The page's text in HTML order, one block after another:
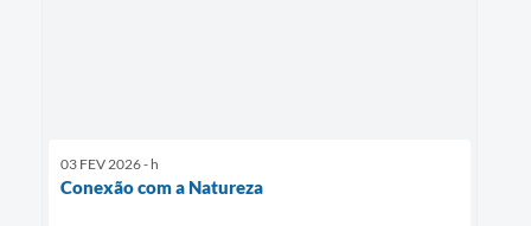
03 FEV 2026 - h
Conexão com a Natureza